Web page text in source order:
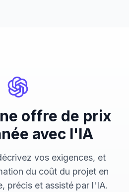
offre de prix
avec l'IA
vos exigences, et
du coût du projet en
précis et assisté par l'IA.